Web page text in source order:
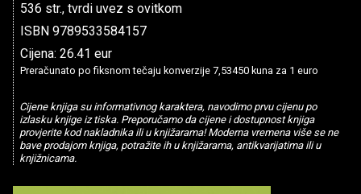
536 str., tvrdi uvez s ovitkom
ISBN 9789533584157
Cijena: 26.41 eur
Preračunato po fiksnom tečaju konverzije 7,53450 kuna za 1 euro
Cijene knjiga su informativnog karaktera, navodimo prvu cijenu po
izlasku knjige iz tiska. Preporučamo da cijene i dostupnost knjiga
provjerite kod nakladnika ili u knjižarama! Moderna vremena više se ne
bave prodajom knjiga, potražite ih u knjižarama, antikvarijatima ili u
knjižnicama.